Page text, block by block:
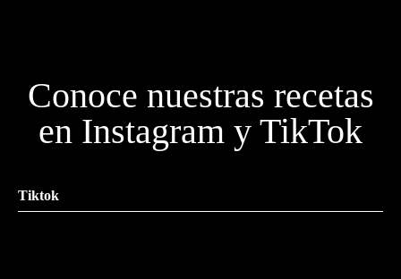
Conoce nuestras recetas
en Instagram y TikTok
Tiktok